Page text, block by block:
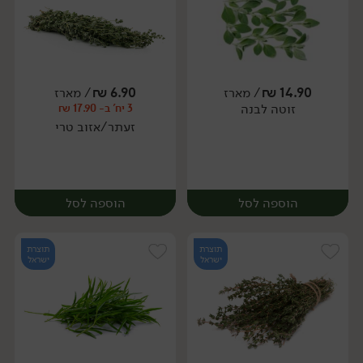
מארז מארז
14.90
₪/ מארז
זוטה לבנה
הוספה לסל
6.90
₪/ מארז
3 יח' ב- 17.90 ₪
זעתר/אזוב טרי
הוספה לסל
תוצרת
ישראל
תוצרת
ישראל